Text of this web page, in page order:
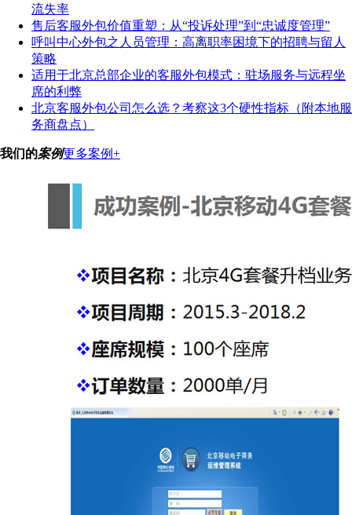
流失率
售后客服外包价值重塑：从“投诉处理”到“忠诚度管理”
呼叫中心外包之人员管理：高离职率困境下的招聘与留人
策略
适用于北京总部企业的客服外包模式：驻场服务与远程坐
席的利弊
北京客服外包公司怎么选？考察这3个硬性指标（附本地服
务商盘点）
我们的案例更多案例+